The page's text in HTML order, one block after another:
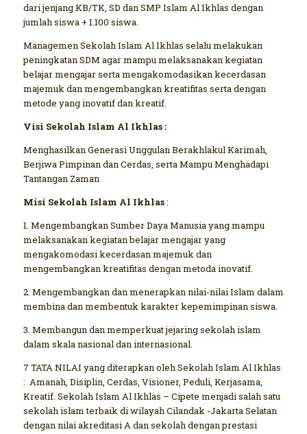
dari jenjang KB/TK, SD dan SMP Islam Al Ikhlas dengan
jumlah siswa + 1.100 siswa.
Managemen Sekolah Islam Al Ikhlas selalu melakukan
peningkatan SDM agar mampu melaksanakan kegiatan
belajar mengajar serta mengakomodasikan kecerdasan
majemuk dan mengembangkan kreatifitas serta dengan
metode yang inovatif dan kreatif.
Visi Sekolah Islam Al Ikhlas :
Menghasilkan Generasi Unggulan Berakhlakul Karimah,
Berjiwa Pimpinan dan Cerdas, serta Mampu Menghadapi
Tantangan Zaman
Misi Sekolah Islam Al Ikhlas:
1. Mengembangkan Sumber Daya Manusia yang mampu
melaksanakan kegiatan belajar mengajar yang
mengakomodasi kecerdasan majemuk dan
mengembangkan kreatifitas dengan metoda inovatif.
2. Mengembangkan dan menerapkan nilai-nilai Islam dalam
membina dan membentuk karakter kepemimpinan siswa.
3. Membangun dan memperkuat jejaring sekolah islam
dalam skala nasional dan internasional.
7 TATA NILAI yang diterapkan oleh Sekolah Islam Al Ikhlas
: Amanah, Disiplin, Cerdas, Visioner, Peduli, Kerjasama,
Kreatif. Sekolah Islam Al Ikhlas – Cipete menjadi salah satu
sekolah islam terbaik di wilayah Cilandak -Jakarta Selatan
dengan nilai akreditasi A dan sekolah dengan prestasi